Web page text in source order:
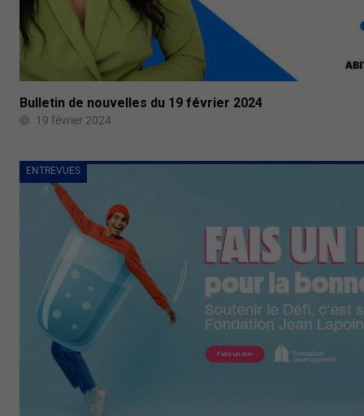
Bulletin de nouvelles du 19 février 2024
19 février 2024
ENTREVUES